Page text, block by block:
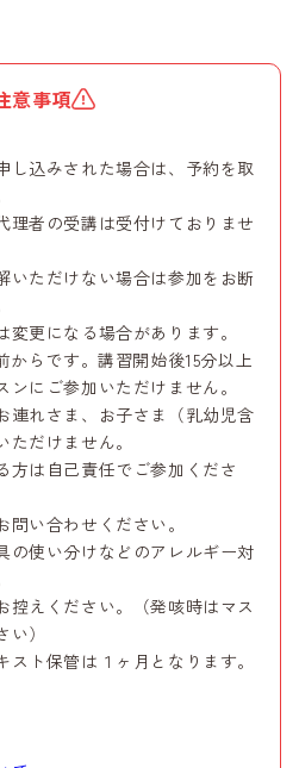
意事項
し込みされた場合は、予約を取
理者の受講は受付けておりませ
いただけない場合は参加をお断
変更になる場合があります。
からです。講習開始後15分以上
にご参加いただけません。
連れさま、お子さま（乳幼児含
だけません。
方は自己責任でご参加くださ
い合わせください。
使い分けなどのアレルギー対
控えください。（発咳時はマス
）
スト保管は１ヶ月となります。